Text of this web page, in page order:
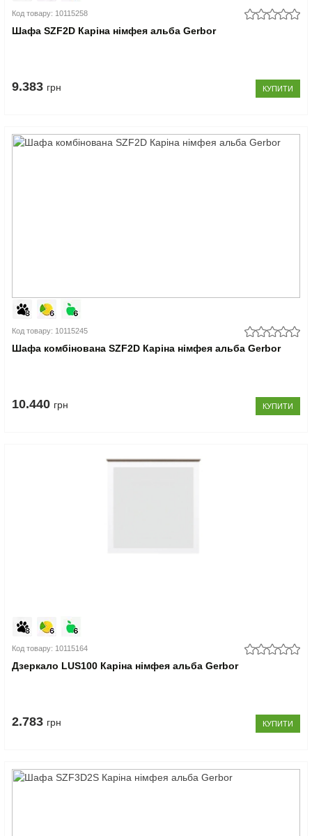
Код товару: 10115258
Шафа SZF2D Каріна німфея альба Gerbor
9.383 грн КУПИТИ
Код товару: 10115245
Шафа комбінована SZF2D Каріна німфея альба Gerbor
10.440 грн КУПИТИ
Код товару: 10115164
Дзеркало LUS100 Каріна німфея альба Gerbor
2.783 грн КУПИТИ